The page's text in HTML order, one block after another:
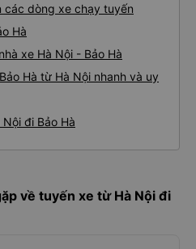
các dòng xe chạy tuyến
Hà
xe Hà Nội - Bảo Hà
Hà từ Hà Nội nhanh và uy
đi Bảo Hà
về tuyến xe từ Hà Nội đi